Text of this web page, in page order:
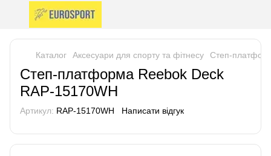
Каталог Аксесуари для спорту та фітнесу Степ-
Степ-платформа Reebok Deck
RAP-15170WH
Артикул: RAP-15170WH Написати відгук